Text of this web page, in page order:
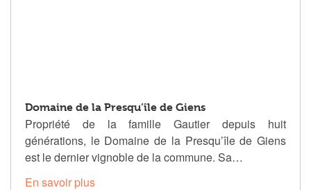
Domaine de la Presqu’île de Giens
Propriété de la famille Gautier depuis huit
générations, le Domaine de la Presqu’île de Giens
est le dernier vignoble de la commune. Sa…
En savoir plus